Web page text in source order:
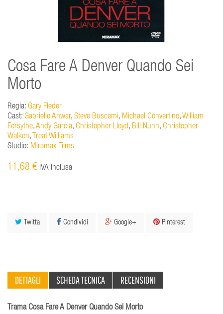
Cosa Fare A Denver Quando Sei
Morto
Regia: Gary Fleder
Cast: Gabrielle Anwar, Steve Buscemi, Michael Convertino,William
Forsythe,Andy Garcia, Christopher Lloyd, Bill Nunn, Christopher
Walken, Treat Williams
Studio: Miramax Films
11,68 € IVA inclusa
Twitta Condividi Google+ Pinterest
DETTAGLI SCHEDA TECNICA RECENSIONI
Trama Cosa Fare A Denver Quando Sei Morto